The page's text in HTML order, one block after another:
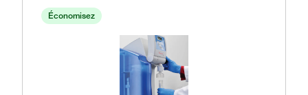
Économisez